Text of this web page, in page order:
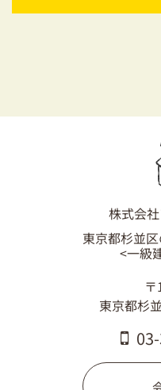
株式会
東京都杉並
<一級
東京都杉